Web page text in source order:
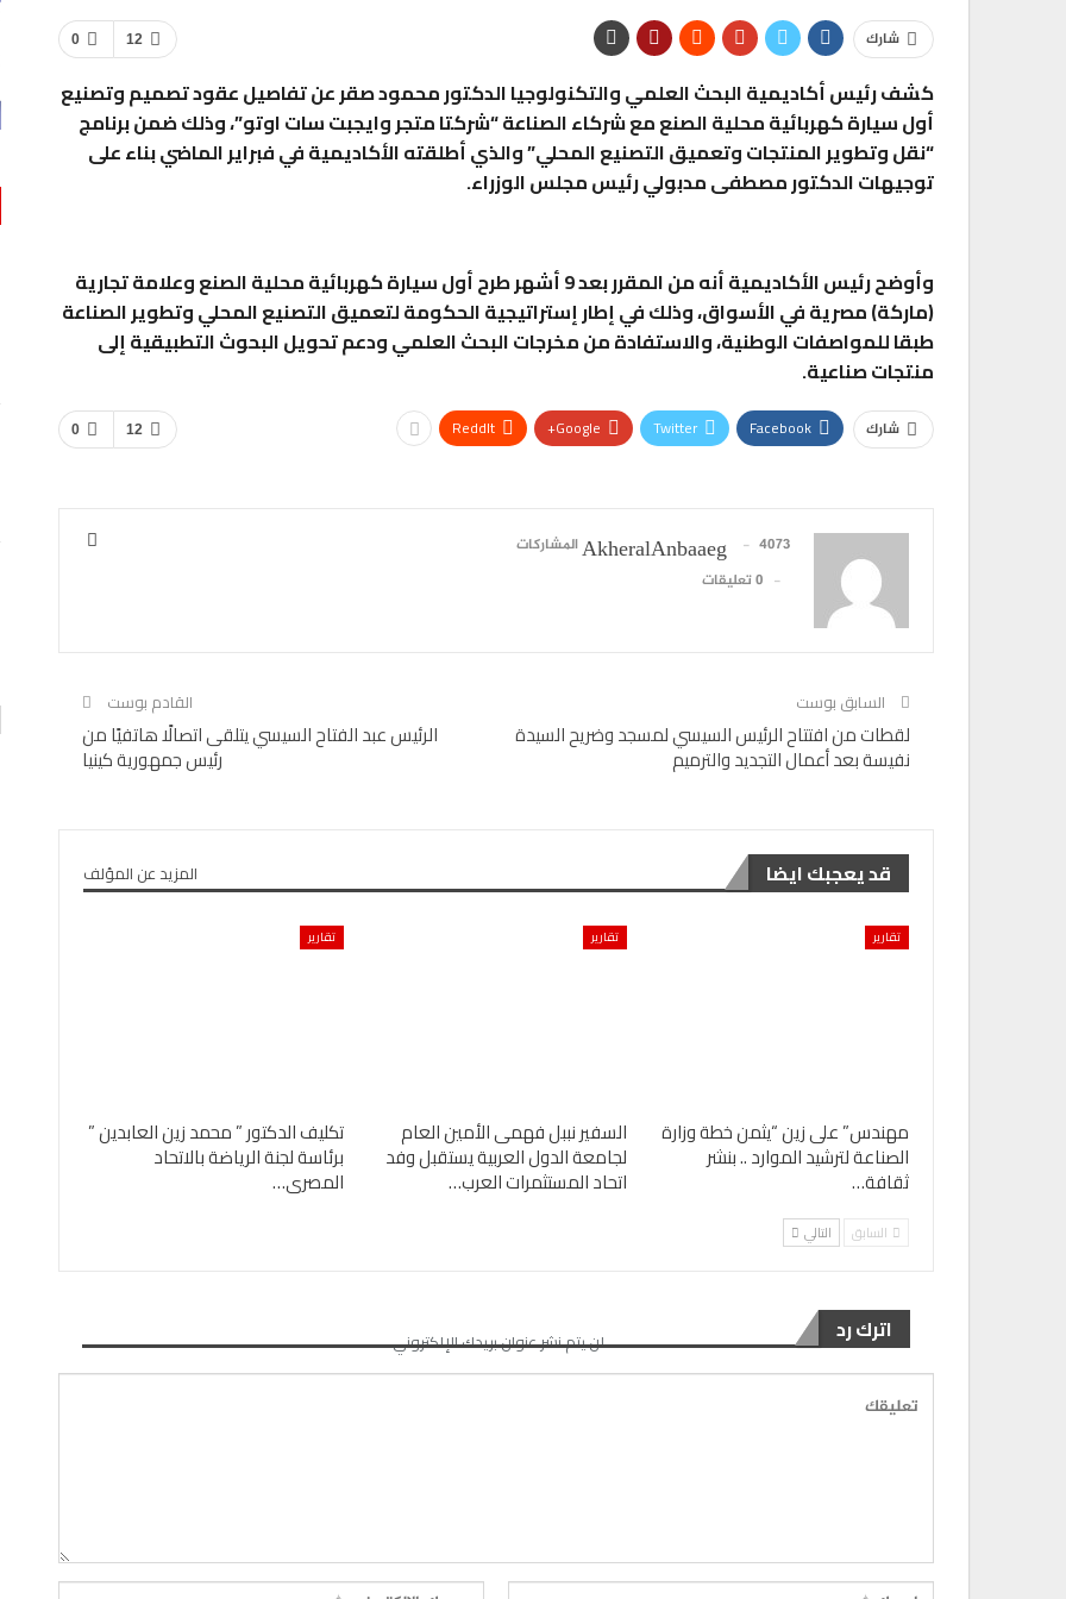
0 12 شارك
كشف رئيس أكاديمية البحث العلمي والتكنولوجيا الدكتور محمود صقر عن تفاصيل عقود تصميم وتصنيع
أول سيارة كهربائية محلية الصنع مع شركاء الصناعة “شركتا متجر وايجبت سات اوتو”، وذلك ضمن برنامج
“نقل وتطوير المنتجات وتعميق التصنيع المحلي” والذي أطلقته الأكاديمية في فبراير الماضي بناء على
توجيهات الدكتور مصطفى مدبولي رئيس مجلس الوزراء.
وأوضح رئيس الأكاديمية أنه من المقرر بعد 9 أشهر طرح أول سيارة كهربائية محلية الصنع وعلامة تجارية
(ماركة) مصرية في الأسواق، وذلك في إطار إستراتيجية الحكومة لتعميق التصنيع المحلي وتطوير الصناعة
طبقا للمواصفات الوطنية، والاستفادة من مخرجات البحث العلمي ودعم تحويل البحوث التطبيقية إلى
منتجات صناعية.
0 12 شارك Facebook
Twitter
Google+
ReddIt
AkheralAnbaaeg
4073 المشاركات
0 تعليقات
السابق بوست
لقطات من افتتاح الرئيس السيسي لمسجد وضريح السيدة
نفيسة بعد أعمال التجديد والترميم
القادم بوست
الرئيس عبد الفتاح السيسي يتلقى اتصالًا هاتفيًا من
رئيس جمهورية كينيا
قد يعجبك ايضا المزيد عن المؤلف
تقارير
مهندس” على زين “يثمن خطة وزارة
الصناعة لترشيد الموارد .. بنشر
ثقافة…
تقارير
السفير نببل فهمى الأمين العام
لجامعة الدول العربية يستقبل وفد
اتحاد المستثمرات العرب…
تقارير
تكليف الدكتور ” محمد زين العابدين ”
برئاسة لجنة الرياضة بالاتحاد
المصرى…
السابق التالي
اترك رد لن يتم نشر عنوان بريدك الإلكتروني.
تقارير
عز العرب تطلق عرضًا استثنائيًا على Volvo EX30
الكهربائية…
اقتصاد
هدي يسى” متحدث رئيسى فى ندوة المجلس العربي
تقارير
مهندس” على زين “يثمن خطة وزارة الصناعة…
AKHERALANBAAEG 10 ساعات منذ 0
بنك مصر يضخ أكثر من 100 مليون جنيه لتطوير الخدمات